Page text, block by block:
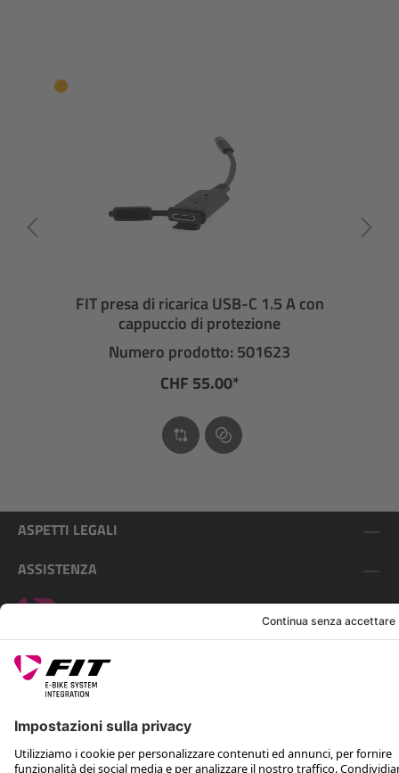
FIT presa di ricarica USB-C 1.5 A con
cappuccio di protezione
Numero prodotto: 501623
CHF 55.00*
ASPETTI LEGALI
ASSISTENZA